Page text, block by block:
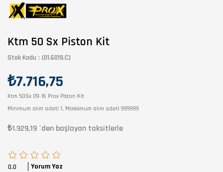
Ktm 50 Sx Piston Kit
Stok Kodu (01.6019.C)
₺7.716,75
Ktm 50Sx 09-16 Prox Piston Kit
Minimum alım adeti 1, Maksimum alım adeti 999999
₺1.929,19 `den başlayan taksitlerle
0.0 Yorum Yaz